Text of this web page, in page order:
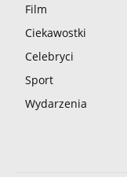
Film
Ciekawostki
Celebryci
Sport
Wydarzenia